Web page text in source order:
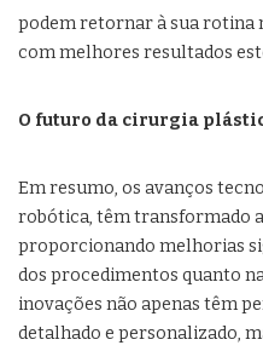
podem retornar à sua rotina
com melhores resultados
O futuro da cirurgia
Em resumo, os avanços
robótica, têm transformado
proporcionando melhorias
dos procedimentos quanto
inovações não apenas têm
detalhado e personalizado,